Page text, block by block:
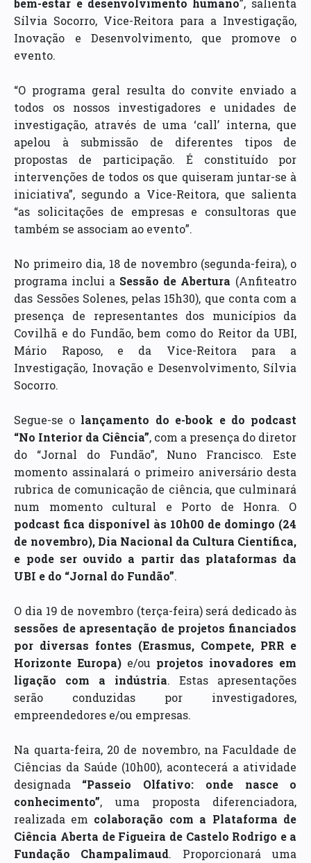
bem-estar e desenvolvimento humano”, salienta
Sílvia Socorro, Vice-Reitora para a Investigação,
Inovação e Desenvolvimento, que promove o
evento.
“O programa geral resulta do convite enviado a
todos os nossos investigadores e unidades de
investigação, através de uma ‘call’ interna, que
apelou à submissão de diferentes tipos de
propostas de participação. É constituído por
intervenções de todos os que quiseram juntar-se à
iniciativa”, segundo a Vice-Reitora, que salienta
“as solicitações de empresas e consultoras que
também se associam ao evento”.
No primeiro dia, 18 de novembro (segunda-feira), o
programa inclui a Sessão de Abertura (Anfiteatro
das Sessões Solenes, pelas 15h30), que conta com a
presença de representantes dos municípios da
Covilhã e do Fundão, bem como do Reitor da UBI,
Mário Raposo, e da Vice-Reitora para a
Investigação, Inovação e Desenvolvimento, Sílvia
Socorro.
Segue-se o lançamento do e-book e do podcast
“No Interior da Ciência”, com a presença do diretor
do “Jornal do Fundão”, Nuno Francisco. Este
momento assinalará o primeiro aniversário desta
rubrica de comunicação de ciência, que culminará
num momento cultural e Porto de Honra. O
podcast fica disponível às 10h00 de domingo (24
de novembro), Dia Nacional da Cultura Científica,
e pode ser ouvido a partir das plataformas da
UBI e do “Jornal do Fundão”.
O dia 19 de novembro (terça-feira) será dedicado às
sessões de apresentação de projetos financiados
por diversas fontes (Erasmus, Compete, PRR e
Horizonte Europa) e/ou projetos inovadores em
ligação com a indústria. Estas apresentações
serão conduzidas por investigadores,
empreendedores e/ou empresas.
Na quarta-feira, 20 de novembro, na Faculdade de
Ciências da Saúde (10h00), acontecerá a atividade
designada “Passeio Olfativo: onde nasce o
conhecimento”, uma proposta diferenciadora,
realizada em colaboração com a Plataforma de
Ciência Aberta de Figueira de Castelo Rodrigo e a
Fundação Champalimaud. Proporcionará uma